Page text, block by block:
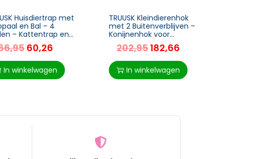
Huisdiertrap met
en Bal – 4
– Kattentrap en
– Spaanplaat
– Jute – Wit –
40 x 64
60,26
In winkelwagen
TRUUSK Kleindierenhok
met 2 Buitenverblijven –
Konijnenhok voor
Kleindieren – Ruime Kooi
– Voor Konijnen en Kleine
Dieren – Grijs
202,95182,66
In winkelwagen